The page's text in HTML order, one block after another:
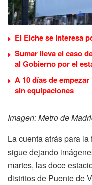
El Elche se interesa
Sumar lleva el caso
al Gobierno por el
A 10 días de
sin equipaciones
Imagen: Metro de
La cuenta atrás para la
sigue dejando
martes, las doce
distritos de Puente de